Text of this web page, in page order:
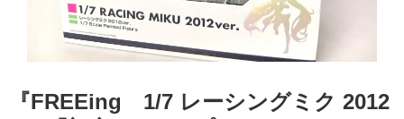
『FREEing 1/7 レーシングミク 2012